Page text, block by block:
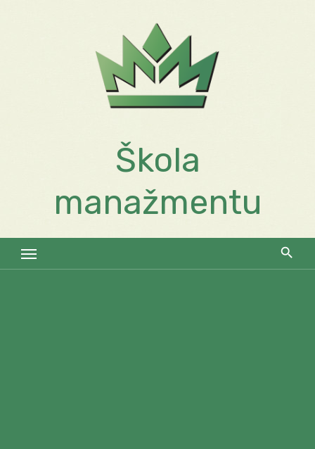
Škola
manažmentu